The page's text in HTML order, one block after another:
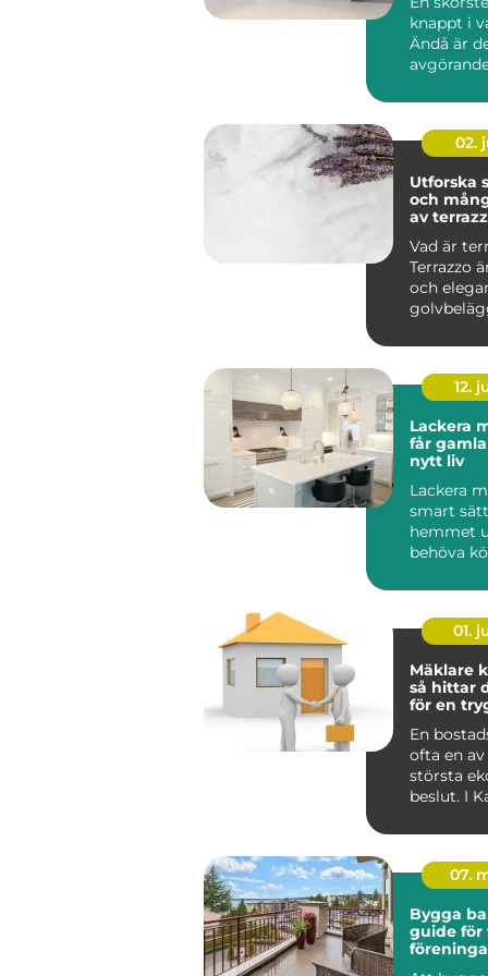
knappt i
Ändå är
värmek...
02.
Utforska
och
av
Vad är
Terrazzo
och
12.
Lackera
får
nytt liv
Lackera
smart
hemmet
behöva
01.
Mäklare
så hittar
för en
En
ofta en
största
beslut. I
dessut...
07.
Bygga
guide för